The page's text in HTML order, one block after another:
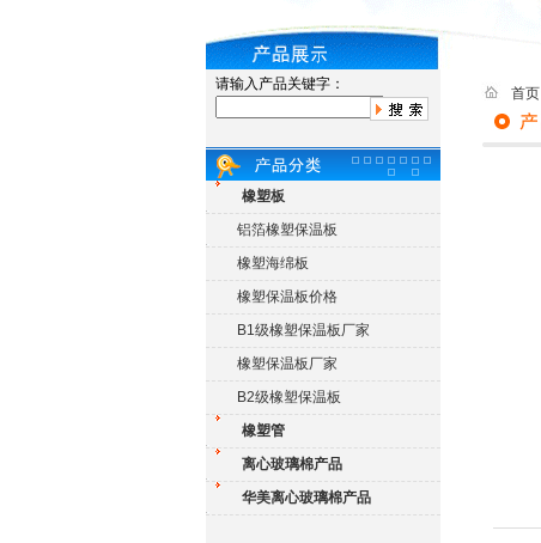
请输入产品关键字：
橡塑板
铝箔橡塑保温板
橡塑海绵板
橡塑保温板价格
B1级橡塑保温板厂家
橡塑保温板厂家
B2级橡塑保温板
橡塑管
离心玻璃棉产品
华美离心玻璃棉产品
首页